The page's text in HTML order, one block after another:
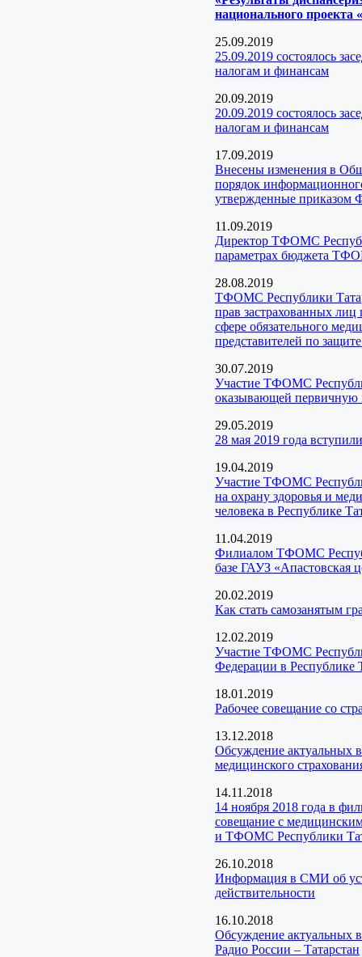
национального проекта
25.09.2019
25.09.2019 состоялось
налогам и финансам
20.09.2019
20.09.2019 состоялось
налогам и финансам
17.09.2019
Внесены изменения в
порядок
утвержденные
11.09.2019
Директор ТФОМС
параметрах бюджета
28.08.2019
ТФОМС Республики
прав застрахованных
сфере обязательного
представителей по
30.07.2019
Участие ТФОМС
оказывающей первичную
29.05.2019
28 мая 2019 года
19.04.2019
Участие ТФОМС
на охрану здоровья и
человека в Республике
11.04.2019
Филиалом ТФОМС
базе ГАУЗ «Апастовская
20.02.2019
Как стать самозанятым
12.02.2019
Участие ТФОМС
Федерации в Республике
18.01.2019
Рабочее совещание со
13.12.2018
Обсуждение актуальных
медицинского
14.11.2018
14 ноября 2018 года в
совещание с
и ТФОМС Республики
26.10.2018
Информация в СМИ об
действительности
16.10.2018
Обсуждение актуальных
Радио России – Татарстан